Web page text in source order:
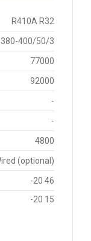
R410A R32
380-400/50/3
77000
92000
-
-
4800
(optional)
-20 46
-20 15